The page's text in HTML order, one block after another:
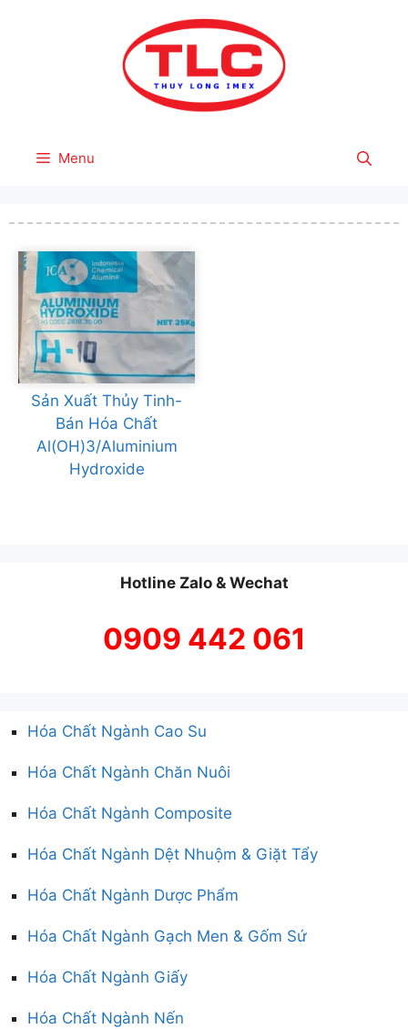
Menu
Sản Xuất Thủy Tinh-
Bán Hóa Chất
Al(OH)3/Aluminium
Hydroxide
Hotline Zalo & Wechat
0909 442 061
Hóa Chất Ngành Cao Su
Hóa Chất Ngành Chăn Nuôi
Hóa Chất Ngành Composite
Hóa Chất Ngành Dệt Nhuộm & Giặt Tẩy
Hóa Chất Ngành Dược Phẩm
Hóa Chất Ngành Gạch Men & Gốm Sứ
Hóa Chất Ngành Giấy
Hóa Chất Ngành Nến